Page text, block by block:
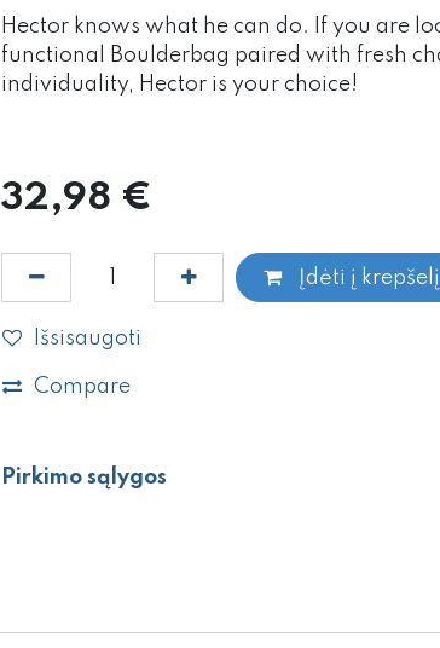
Hector knows what he can do. If you are
functional Boulderbag paired with fresh
individuality, Hector is your choice!
32,98 €
Įdėti į krepšelį
Išsisaugoti
Compare
Pirkimo sąlygos